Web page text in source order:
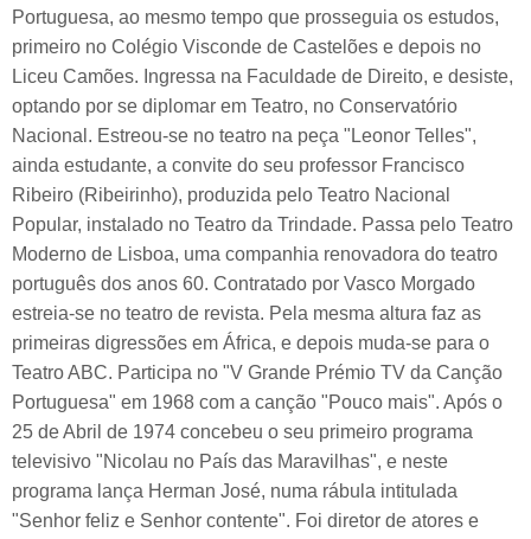
Portuguesa, ao mesmo tempo que prosseguia os estudos,
primeiro no Colégio Visconde de Castelões e depois no
Liceu Camões. Ingressa na Faculdade de Direito, e desiste,
optando por se diplomar em Teatro, no Conservatório
Nacional. Estreou-se no teatro na peça "Leonor Telles",
ainda estudante, a convite do seu professor Francisco
Ribeiro (Ribeirinho), produzida pelo Teatro Nacional
Popular, instalado no Teatro da Trindade. Passa pelo Teatro
Moderno de Lisboa, uma companhia renovadora do teatro
português dos anos 60. Contratado por Vasco Morgado
estreia-se no teatro de revista. Pela mesma altura faz as
primeiras digressões em África, e depois muda-se para o
Teatro ABC. Participa no "V Grande Prémio TV da Canção
Portuguesa" em 1968 com a canção "Pouco mais". Após o
25 de Abril de 1974 concebeu o seu primeiro programa
televisivo "Nicolau no País das Maravilhas", e neste
programa lança Herman José, numa rábula intitulada
"Senhor feliz e Senhor contente". Foi diretor de atores e